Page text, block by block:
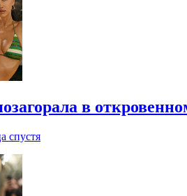
в
спустя